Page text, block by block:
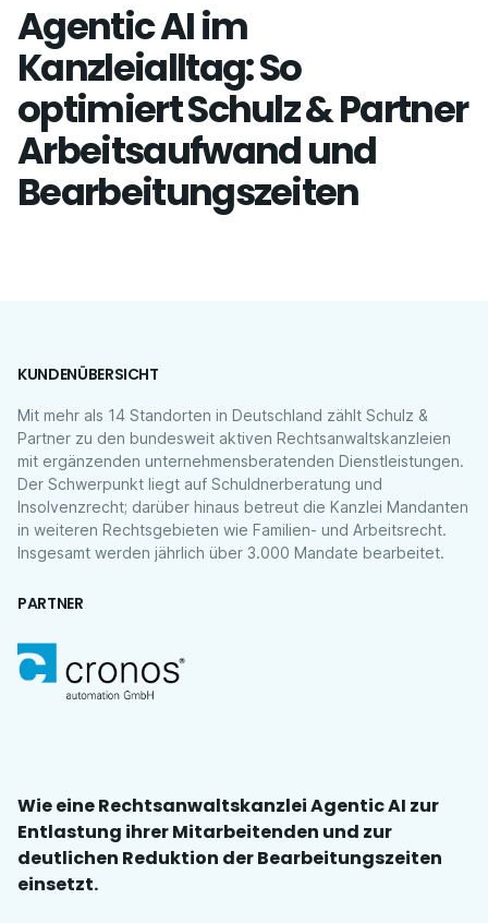
Agentic AI im
Kanzleialltag: So
optimiert Schulz & Partner
Arbeitsaufwand und
Bearbeitungszeiten
KUNDENÜBERSICHT
Mit mehr als 14 Standorten in Deutschland zählt Schulz &
Partner zu den bundesweit aktiven Rechtsanwaltskanzleien
mit ergänzenden unternehmensberatenden Dienstleistungen.
Der Schwerpunkt liegt auf Schuldnerberatung und
Insolvenzrecht; darüber hinaus betreut die Kanzlei Mandanten
in weiteren Rechtsgebieten wie Familien- und Arbeitsrecht.
Insgesamt werden jährlich über 3.000 Mandate bearbeitet.
PARTNER
Wie eine Rechtsanwaltskanzlei Agentic AI zur
Entlastung ihrer Mitarbeitenden und zur
deutlichen Reduktion der Bearbeitungszeiten
einsetzt.